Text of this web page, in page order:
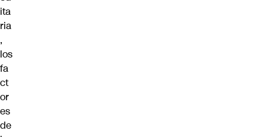
ita
ria
,
los
fa
ct
or
es
de